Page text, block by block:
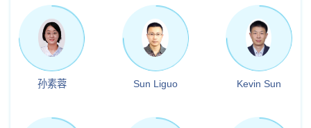
孙素蓉 Sun Liguo Kevin Sun